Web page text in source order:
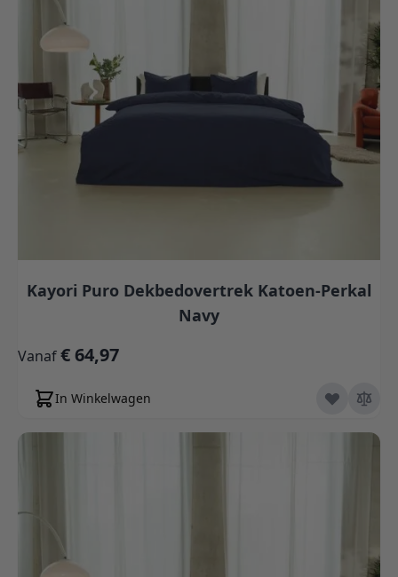
Kayori Puro Dekbedovertrek Katoen-Perkal
Navy
Vanaf€ 64,97
In Winkelwagen